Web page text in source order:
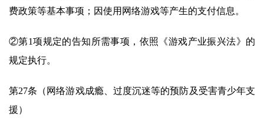
费政策等基本事项；因使用网络游戏等产生的支付信息。
②第1项规定的告知所需事项，依照《游戏产业振兴法》的
规定执行。
第27条（网络游戏成瘾、过度沉迷等的预防及受害青少年支
援）